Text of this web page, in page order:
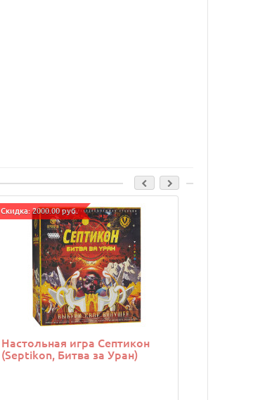
Cкидка: 2000.00 руб.
Настольная игра Септикон
(Septikon, Битва за Уран)